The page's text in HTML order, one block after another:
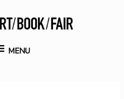
MENU